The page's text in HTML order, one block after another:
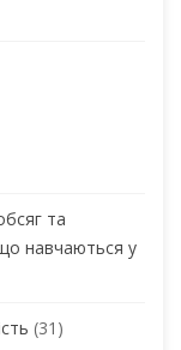
та
що навчаються у
(31)